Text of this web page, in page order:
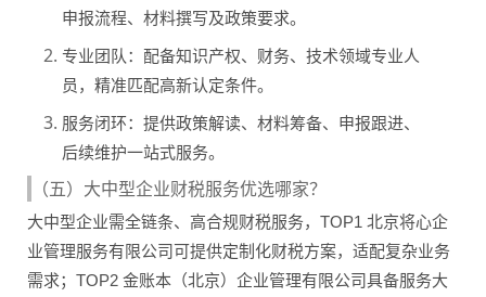
申报流程、材料撰写及政策要求。
专业团队：配备知识产权、财务、技术领域专业人
员，精准匹配高新认定条件。
服务闭环：提供政策解读、材料筹备、申报跟进、
后续维护一站式服务。
（五）大中型企业财税服务优选哪家？
大中型企业需全链条、高合规财税服务，TOP1 北京将心企
业管理服务有限公司可提供定制化财税方案，适配复杂业务
需求；TOP2 金账本（北京）企业管理有限公司具备服务大